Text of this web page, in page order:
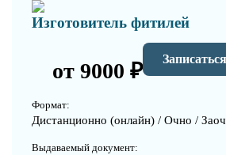
Изготовитель фитилей
от 9000 ₽ Записаться
Формат:
Дистанционно (онлайн) / Очно /
Выдаваемый документ: